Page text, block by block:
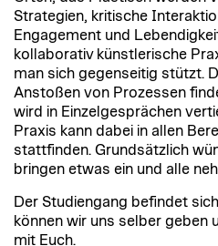
Strategien, kritische
Engagement und
kollaborativ künstlerische
man sich gegenseitig stützt.
Anstoßen von Prozessen
wird in Einzelgesprächen
Praxis kann dabei in allen
stattfinden. Grundsätzlich
bringen etwas ein und alle
Der Studiengang befindet
können wir uns selber geben
mit Euch.